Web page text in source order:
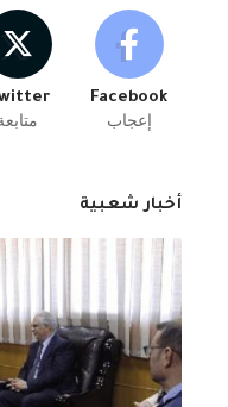
Facebook
إعجاب
أخبار شعبية